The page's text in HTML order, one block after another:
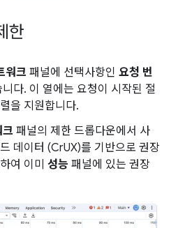
한
워크 패널에 선택사항인 요청 번
다. 이 열에는 요청이 시작된 절
을 지원합니다.
크 패널의 제한 드롭다운에서 사
데이터 (CrUX)를 기반으로 권장
여 이미 성능 패널에 있는 권장